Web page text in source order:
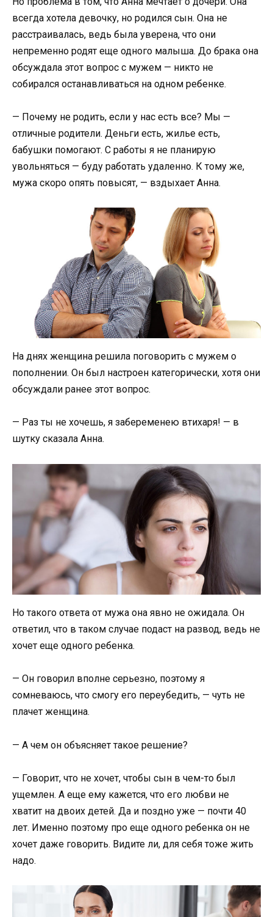
всегда хотела девочку, но родился сын. Она не
расстраивалась, ведь была уверена, что они
непременно родят еще одного малыша. До брака она
обсуждала этот вопрос с мужем — никто не
собирался останавливаться на одном ребенке.
— Почему не родить, если у нас есть все? Мы —
отличные родители. Деньги есть, жилье есть,
бабушки помогают. С работы я не планирую
увольняться — буду работать удаленно. К тому же,
мужа скоро опять повысят, — вздыхает Анна.
На днях женщина решила поговорить с мужем о
пополнении. Он был настроен категорически, хотя они
обсуждали ранее этот вопрос.
— Раз ты не хочешь, я забеременею втихаря! — в
шутку сказала Анна.
Но такого ответа от мужа она явно не ожидала. Он
ответил, что в таком случае подаст на развод, ведь не
хочет еще одного ребенка.
— Он говорил вполне серьезно, поэтому я
сомневаюсь, что смогу его переубедить, — чуть не
плачет женщина.
— А чем он объясняет такое решение?
— Говорит, что не хочет, чтобы сын в чем-то был
ущемлен. А еще ему кажется, что его любви не
хватит на двоих детей. Да и поздно уже — почти 40
лет. Именно поэтому про еще одного ребенка он не
хочет даже говорить. Видите ли, для себя тоже жить
надо.